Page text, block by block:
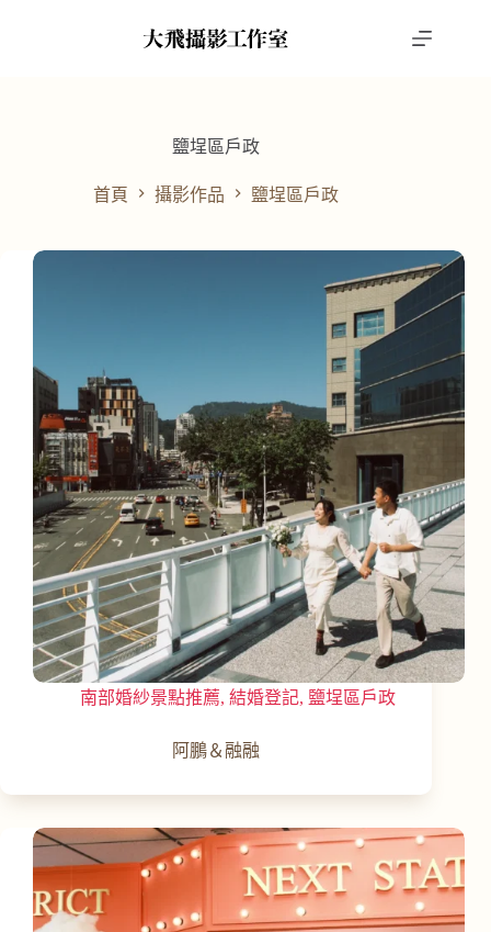
鹽埕區戶政
首頁 攝影作品 鹽埕區戶政
南部婚紗景點推薦,結婚登記, 鹽埕區戶政
阿鵬＆融融